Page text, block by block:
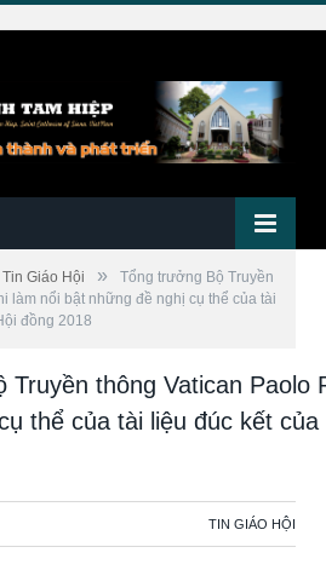
Tin Giáo Hội »
Tổng trưởng Bộ Truyền
làm nổi bật những đề nghị cụ thể của tài
đồng 2018
Truyền thông Vatican Paolo
thể của tài liệu đúc kết
TIN GIÁO HỘI